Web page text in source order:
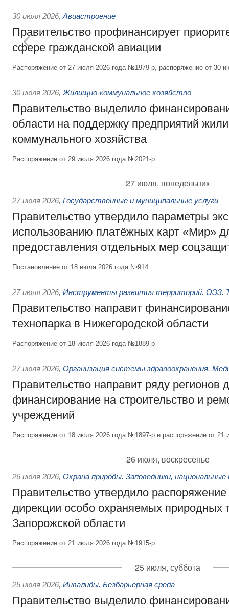
30 июля 2026, Авиастроение
Правительство профинансирует
сфере гражданской авиации
Распоряжение от 27 июля 2026 года №1979-р, распоряжение от 30
30 июля 2026, Жилищно-коммунальное хозяйство
Правительство выделило
области на поддержку предприятий
коммунального хозяйства
Распоряжение от 29 июля 2026 года №2021-р
27 июля, понедельник
27 июля 2026, Государственные и муниципальные услуги
Правительство утвердило параметры
использованию платёжных карт «Мир»
предоставления отдельных мер
Постановление от 18 июля 2026 года №914
27 июля 2026, Инструменты развития территорий. ОЭЗ.
Правительство направит
технопарка в Нижегородской области
Распоряжение от 18 июля 2026 года №1889-р
27 июля 2026, Организация системы здравоохранения.
Правительство направит ряду регионов
финансирование на строительство и
учреждений
Распоряжение от 18 июля 2026 года №1897-р и распоряжение от
26 июля, воскресенье
26 июля 2026, Охрана природы. Заповедники, национальные
Правительство утвердило
дирекции особо охраняемых природных
Запорожской области
Распоряжение от 21 июля 2026 года №1915-р
25 июля, суббота
25 июля 2026, Инвалиды. Безбарьерная среда
Правительство выделило